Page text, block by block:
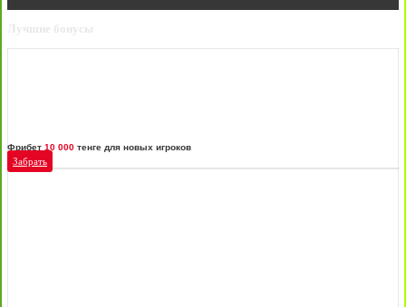
Лучшие бонусы
Фрибет 10 000 тенге для новых игроков
Забрать